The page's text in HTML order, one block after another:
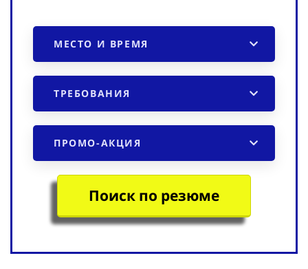
МЕСТО И ВРЕМЯ
ТРЕБОВАНИЯ
ПРОМО-АКЦИЯ
Поиск по резюме